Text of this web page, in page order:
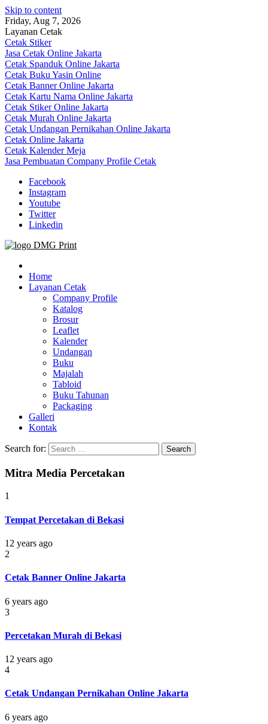
Skip to content
Friday, Aug 7, 2026
Layanan Cetak
Cetak Stiker
Jasa Cetak Online Jakarta
Cetak Spanduk Online Jakarta
Cetak Buku Yasin Online
Cetak Banner Online Jakarta
Cetak Kartu Nama Online Jakarta
Cetak Stiker Online Jakarta
Cetak Murah Online Jakarta
Cetak Undangan Pernikahan Online Jakarta
Cetak Online Jakarta
Cetak Kalender Meja
Jasa Pembuatan Company Profile Cetak
Facebook
Instagram
Youtube
Twitter
Linkedin
Jasa Cetak Online DMG Printing
Home
Layanan Cetak
Company Profile
Katalog
Brosur
Leaflet
Kalender
Undangan
Buku
Majalah
Tabloid
Buku Tahunan
Packaging
Galleri
Kontak
Search for:
Mitra Media Percetakan
1
Tempat Percetakan di Bekasi
12 years ago
2
Cetak Banner Online Jakarta
6 years ago
3
Percetakan Murah di Bekasi
12 years ago
4
Cetak Undangan Pernikahan Online Jakarta
6 years ago